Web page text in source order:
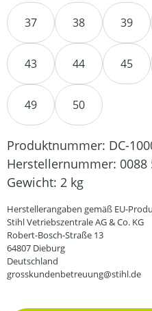
37 38 39
43 44 45
49 50
Produktnummer: DC-
Herstellernummer: 0088
Gewicht: 2 kg
Herstellerangaben gemäß EU-
Stihl Vetriebszentrale AG & Co. KG
Robert-Bosch-Straße 13
64807 Dieburg
Deutschland
grosskundenbetreuung@stihl.de